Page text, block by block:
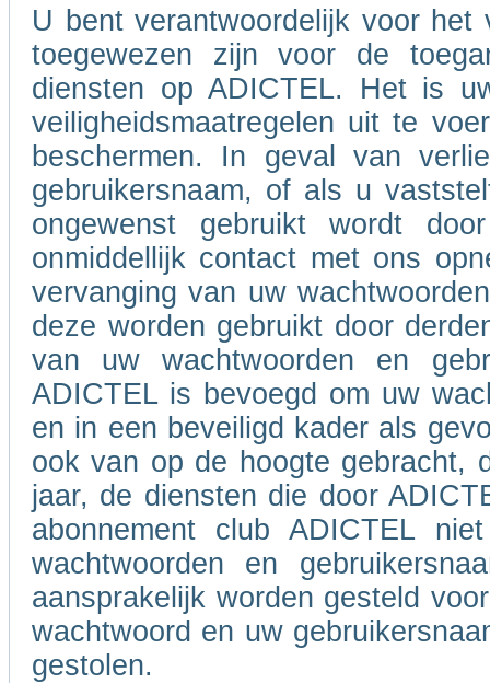
U bent verantwoordelijk voor
toegewezen zijn voor de
diensten op ADICTEL. Het is
veiligheidsmaatregelen uit te
beschermen. In geval van
gebruikersnaam, of als u
ongewenst gebruikt wordt
onmiddellijk contact met ons
vervanging van uw
deze worden gebruikt door
van uw wachtwoorden en
ADICTEL is bevoegd om uw
en in een beveiligd kader als
ook van op de hoogte gebracht,
jaar, de diensten die door
abonnement club ADICTEL
wachtwoorden en
aansprakelijk worden gesteld
wachtwoord en uw
gestolen.